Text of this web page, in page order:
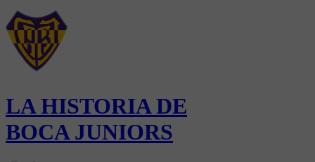
LA HISTORIA DE
BOCA JUNIORS